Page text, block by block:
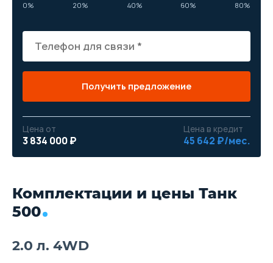
0% 20% 40% 60% 80%
Получить предложение
Цена от
3 834 000 ₽
Цена в кредит
45 642 ₽/мес.
Комплектации и цены Танк
500
2.0 л. 4WD